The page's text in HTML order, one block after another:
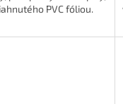
PVC fóliou.